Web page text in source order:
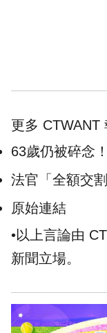
更多 CTWANT
63歲仍被碎念
表達愛」 他曝
法官「全額交
打混法官竟成先
原始連結
•以上言論由
新聞立場。